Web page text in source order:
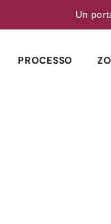
Un
PROCESSO